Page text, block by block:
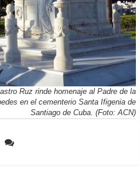
Ruz rinde homenaje al Padre de la
en el cementerio Santa Ifigenia de
Santiago de Cuba. (Foto: ACN)